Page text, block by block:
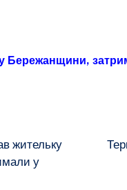
Бережанщини,
жительку
у